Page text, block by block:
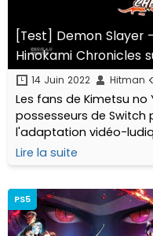
[Test] Demon Slayer
Hinokami Chronicles
14 Juin 2022 Hitman
Les fans de Kimetsu no
possesseurs de Switch
l'adaptation vidéo-
enfin disponible sur la
avant Senjuro!
Lire la suite
PS5